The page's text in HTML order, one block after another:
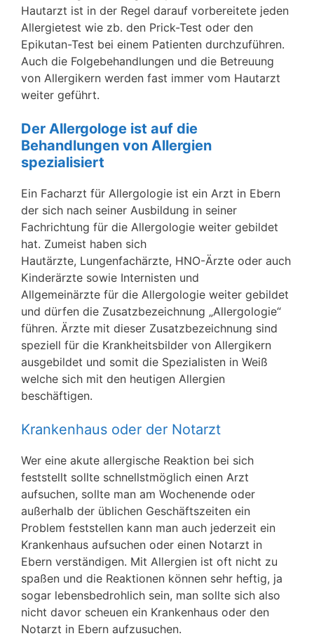
Hautarzt ist in der Regel darauf vorbereitete jeden
Allergietest wie zb. den Prick-Test oder den
Epikutan-Test bei einem Patienten durchzuführen.
Auch die Folgebehandlungen und die Betreuung
von Allergikern werden fast immer vom Hautarzt
weiter geführt.
Der Allergologe ist auf die
Behandlungen von Allergien
spezialisiert
Ein Facharzt für Allergologie ist ein Arzt in Ebern
der sich nach seiner Ausbildung in seiner
Fachrichtung für die Allergologie weiter gebildet
hat. Zumeist haben sich
Hautärzte, Lungenfachärzte, HNO-Ärzte oder auch
Kinderärzte sowie Internisten und
Allgemeinärzte für die Allergologie weiter gebildet
und dürfen die Zusatzbezeichnung „Allergologie“
führen. Ärzte mit dieser Zusatzbezeichnung sind
speziell für die Krankheitsbilder von Allergikern
ausgebildet und somit die Spezialisten in Weiß
welche sich mit den heutigen Allergien
beschäftigen.
Krankenhaus oder der Notarzt
Wer eine akute allergische Reaktion bei sich
feststellt sollte schnellstmöglich einen Arzt
aufsuchen, sollte man am Wochenende oder
außerhalb der üblichen Geschäftszeiten ein
Problem feststellen kann man auch jederzeit ein
Krankenhaus aufsuchen oder einen Notarzt in
Ebern verständigen. Mit Allergien ist oft nicht zu
spaßen und die Reaktionen können sehr heftig, ja
sogar lebensbedrohlich sein, man sollte sich also
nicht davor scheuen ein Krankenhaus oder den
Notarzt in Ebern aufzusuchen.